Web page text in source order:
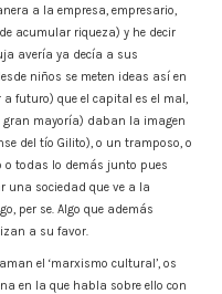
a la empresa, empresario,
acumular riqueza) y he decir
avería ya decía a sus
niños se meten ideas así en
futuro) que el capital es el mal,
mayoría) daban la imagen
del tío Gilito), o un tramposo, o
o todas lo demás junto pues
una sociedad que ve a la
per se. Algo que además
a su favor.
el ‘marxismo cultural’, os
en la que habla sobre ello con